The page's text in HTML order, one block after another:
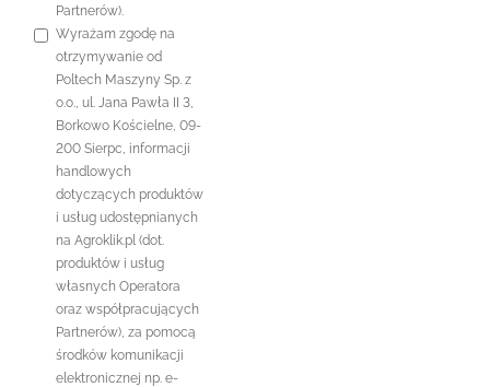
Partnerów).
Wyrażam zgodę na
otrzymywanie od
Poltech Maszyny Sp. z
o.o., ul. Jana Pawła II 3,
Borkowo Kościelne, 09-
200 Sierpc, informacji
handlowych
dotyczących produktów
i usług udostępnianych
na Agroklik.pl (dot.
produktów i usług
własnych Operatora
oraz współpracujących
Partnerów), za pomocą
środków komunikacji
elektronicznej np. e-